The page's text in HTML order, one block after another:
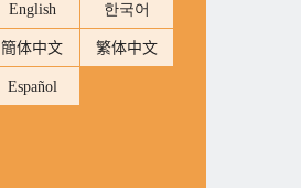
English 한국어
簡体中文 繁体中文
Español